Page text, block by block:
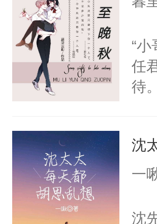
正
“
任
待
我
子
沈
一
沈